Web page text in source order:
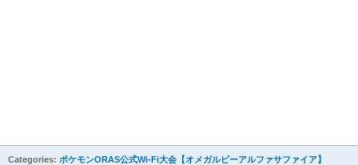
Categories: ポケモンORAS公式Wi-Fi大会【オメガルビーアルファサファイア】